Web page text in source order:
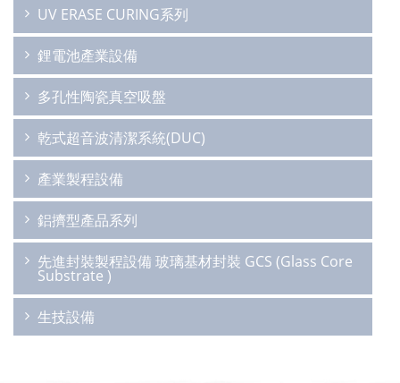
UV ERASE CURING系列
鋰電池產業設備
多孔性陶瓷真空吸盤
乾式超音波清潔系統(DUC)
產業製程設備
鋁擠型產品系列
先進封裝製程設備 玻璃基材封裝 GCS (Glass Core
Substrate )
生技設備